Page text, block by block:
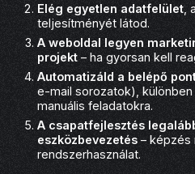
Elég egyetlen adatfelület
teljesítményét látod.
A weboldal legyen
projekt – ha gyorsan kell
Automatizáld a belépő
e-mail sorozatok),
manuális feladatokra.
A csapatfejlesztés
eszközbevezetés – képzés
rendszerhasználat.